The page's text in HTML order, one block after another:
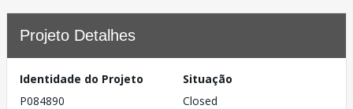
Projeto Detalhes
Identidade do Projeto
P084890
Situação
Closed